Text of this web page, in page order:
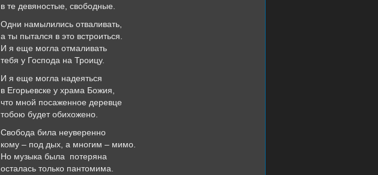
в те девяностые, свободные.
Одни намылились отваливать,
а ты пытался в это встроиться.
И я еще могла отмаливать
тебя у Господа на Троицу.
И я еще могла надеяться
в Егорьевске у храма Божия,
что мной посаженное деревце
тобою будет обихожено.
Свобода била неуверенно
кому – под дых, а многим – мимо.
Но музыка была потеряна
осталась только пантомима.